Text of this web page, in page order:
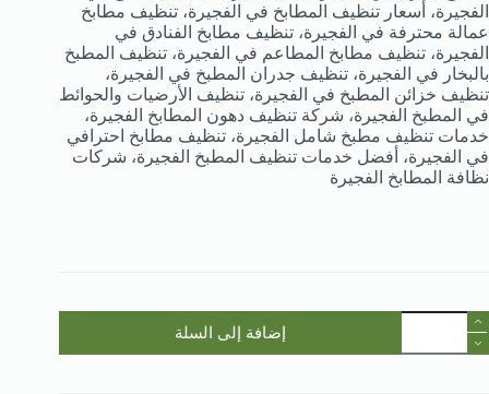
الفجيرة، أسعار تنظيف المطابخ في الفجيرة، تنظيف مطابخ
عمالة محترفة في الفجيرة، تنظيف مطابخ الفنادق في
الفجيرة، تنظيف مطابخ المطاعم في الفجيرة، تنظيف المطبخ
بالبخار في الفجيرة، تنظيف جدران المطبخ في الفجيرة،
تنظيف خزائن المطبخ في الفجيرة، تنظيف الأرضيات والحوائط
في المطبخ الفجيرة، شركة تنظيف دهون المطابخ الفجيرة،
خدمات تنظيف مطبخ شامل الفجيرة، تنظيف مطابخ احترافي
في الفجيرة، أفضل خدمات تنظيف المطبخ الفجيرة، شركات
نظافة المطابخ الفجيرة
كمية
شركة
تنظيف
إضافة إلى السلة